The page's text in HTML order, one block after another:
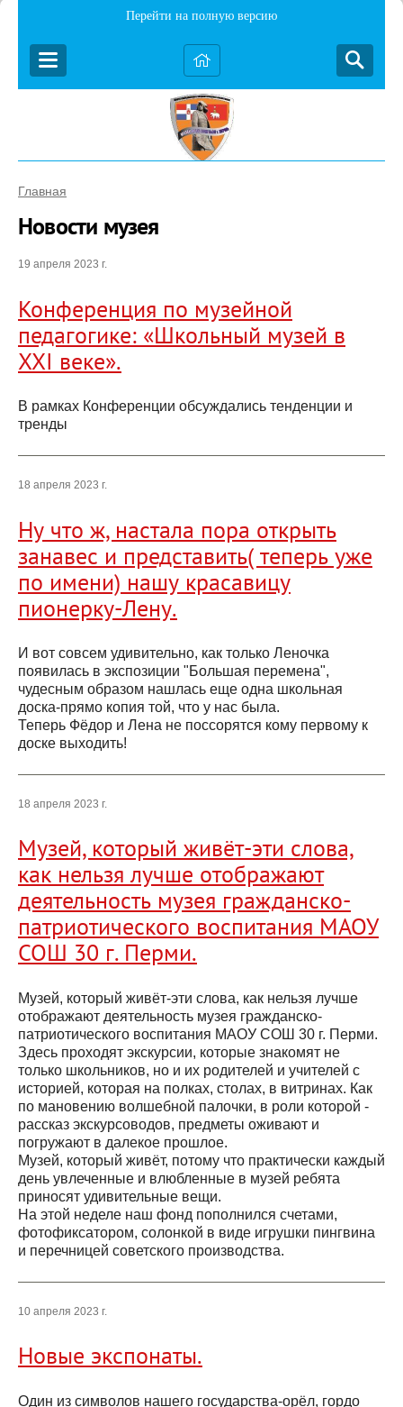
Перейти на полную версию
Главная
Новости музея
19 апреля 2023 г.
Конференция по музейной
педагогике: «Школьный музей в
XXI веке».
В рамках Конференции обсуждались тенденции и
тренды
18 апреля 2023 г.
Ну что ж, настала пора открыть
занавес и представить( теперь уже
по имени) нашу красавицу
пионерку-Лену.
И вот совсем удивительно, как только Леночка
появилась в экспозиции "Большая перемена",
чудесным образом нашлась еще одна школьная
доска-прямо копия той, что у нас была.
Теперь Фёдор и Лена не поссорятся кому первому к
доске выходить!
18 апреля 2023 г.
Музей, который живёт-эти слова,
как нельзя лучше отображают
деятельность музея гражданско-
патриотического воспитания МАОУ
СОШ 30 г. Перми.
Музей, который живёт-эти слова, как нельзя лучше
отображают деятельность музея гражданско-
патриотического воспитания МАОУ СОШ 30 г. Перми.
Здесь проходят экскурсии, которые знакомят не
только школьников, но и их родителей и учителей с
историей, которая на полках, столах, в витринах. Как
по мановению волшебной палочки, в роли которой -
рассказ экскурсоводов, предметы оживают и
погружают в далекое прошлое.
Музей, который живёт, потому что практически каждый
день увлеченные и влюбленные в музей ребята
приносят удивительные вещи.
На этой неделе наш фонд пополнился счетами,
фотофиксатором, солонкой в виде игрушки пингвина
и перечницей советского производства.
10 апреля 2023 г.
Новые экспонаты.
Один из символов нашего государства-орёл, гордо